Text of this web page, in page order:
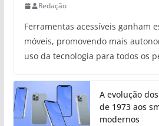
Redação
Ferramentas acessíveis ganham
móveis, promovendo mais
uso da tecnologia para todos os
A evolução
de 1973 aos
modernos